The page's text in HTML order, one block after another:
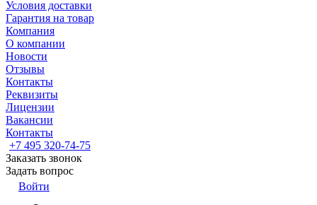
Условия доставки
Гарантия на товар
Компания
О компании
Новости
Отзывы
Контакты
Реквизиты
Лицензии
Вакансии
Контакты
+7 495 320-74-75
Заказать звонок
Задать вопрос
Войти